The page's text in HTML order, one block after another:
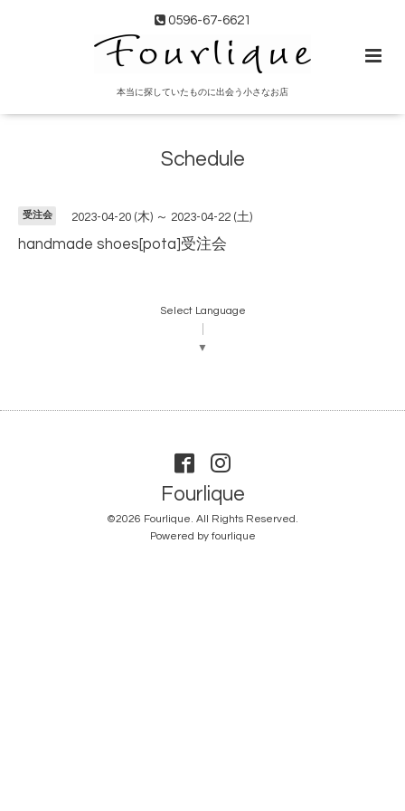
0596-67-6621
本当に探していたものに出会う小さなお店
Schedule
受注会 2023-04-20 (木) ～ 2023-04-22 (土)
handmade shoes[pota]受注会
Select Language
▼
Fourlique
©2026 Fourlique. All Rights Reserved.
Powered by fourlique